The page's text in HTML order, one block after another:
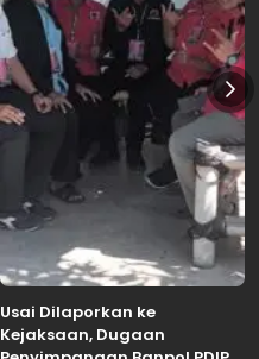
Usai Dilaporkan ke
Kejaksaan, Dugaan